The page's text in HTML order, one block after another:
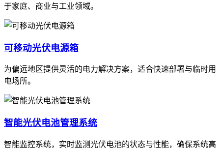
于家庭、商业与工业领域。
可移动光伏电源箱
为偏远地区提供灵活的电力解决方案，适合快速部署与临时用
电场所。
智能光伏电池管理系统
智能监控系统，实时监测光伏电池的状态与性能，确保系统高